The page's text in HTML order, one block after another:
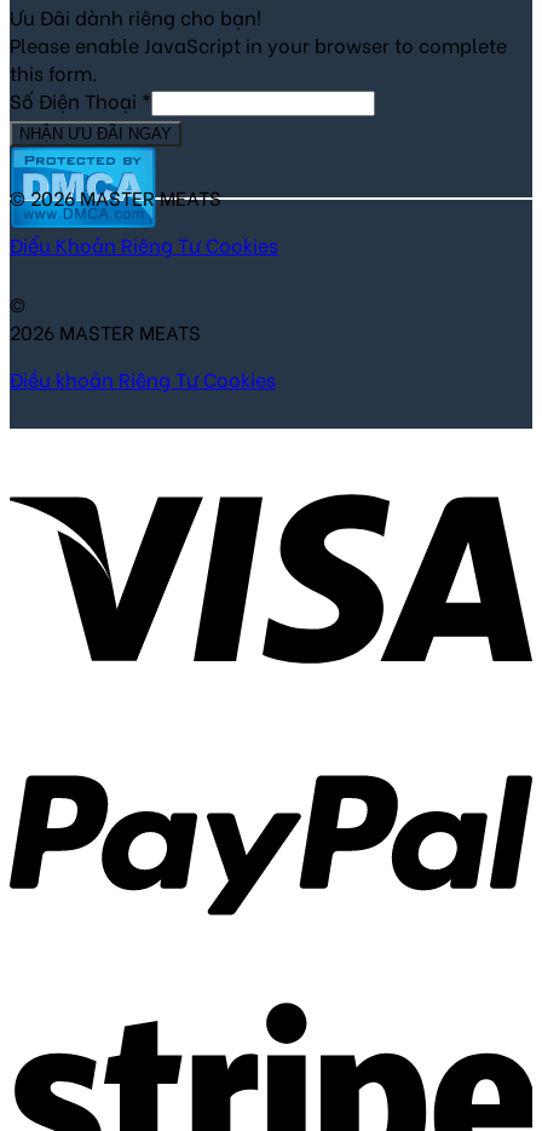
Ưu Đãi dành riêng cho bạn!
Please enable JavaScript in your browser to complete
this form.
Số Điện Thoại *
NHẬN ƯU ĐÃI NGAY
© 2026 MASTER MEATS
Điểu Khoản Riêng Tư Cookies
©
2026 MASTER MEATS
Điều khoản Riêng Tư Cookies